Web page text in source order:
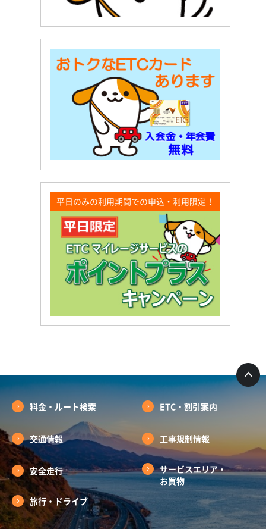
平日のみの利用期間での申込・利用限定！
料金・ルート検索 ETC・割引案内
交通情報 工事規制情報
安全走行
サービスエリア・
お買物
旅行・ドライブ